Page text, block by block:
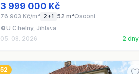
3 999 000 Kč
76 903 Kč/m² 2+1 52 m²Osobní
U Cihelny, Jihlava
05. 08. 2026
2 dny
52